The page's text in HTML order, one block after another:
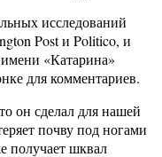
исследований
Post и Politico, и
«Катарина»
для комментариев.
он сделал для нашей
почву под ногами
получает шквал